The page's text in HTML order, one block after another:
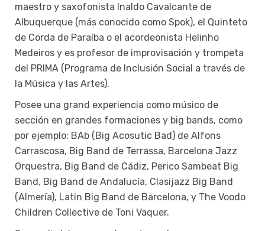
maestro y saxofonista Inaldo Cavalcante de
Albuquerque (más conocido como Spok), el Quinteto
de Corda de Paraíba o el acordeonista Helinho
Medeiros y es profesor de improvisación y trompeta
del PRIMA (Programa de Inclusión Social a través de
la Música y las Artes).
Posee una grand experiencia como músico de
sección en grandes formaciones y big bands, como
por ejemplo: BAb (Big Acosutic Bad) de Alfons
Carrascosa, Big Band de Terrassa, Barcelona Jazz
Orquestra, Big Band de Cádiz, Perico Sambeat Big
Band, Big Band de Andalucía, Clasijazz Big Band
(Almería), Latin Big Band de Barcelona, y The Voodo
Children Collective de Toni Vaquer.